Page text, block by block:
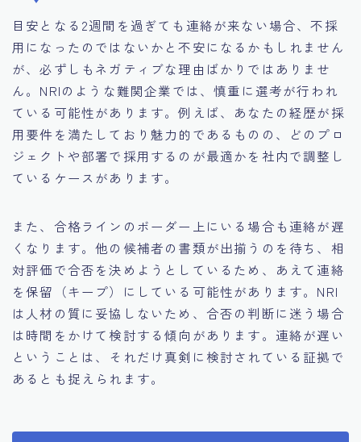
目安となる2週間を過ぎても連絡が来ない場合、不採
用になったのではないかと不安になるかもしれません
が、必ずしもネガティブな理由ばかりではありませ
ん。NRIのような難関企業では、慎重に選考が行われ
ている可能性があります。例えば、あなたの経歴が採
用要件を満たしており魅力的であるものの、どのプロ
ジェクトや部署で採用するのが最適かを社内で調整し
ているケースがあります。
また、合格ラインのボーダー上にいる場合も連絡が遅
くなります。他の候補者の書類が出揃うのを待ち、相
対評価で合否を決めようとしているため、あえて連絡
を保留（キープ）にしている可能性があります。NRI
は人材の質に妥協しないため、合否の判断に迷う場合
は時間をかけて検討する傾向があります。連絡が遅い
ということは、それだけ真剣に検討されている証拠で
あるとも捉えられます。